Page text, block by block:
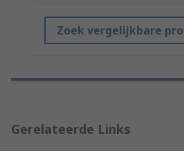
Zoek vergelijkbare
Gerelateerde Links